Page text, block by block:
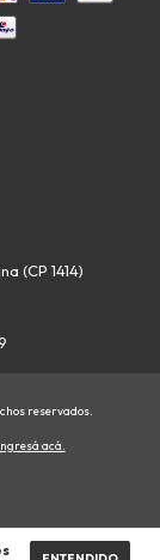
(CP 1414)
reservados.
acá.